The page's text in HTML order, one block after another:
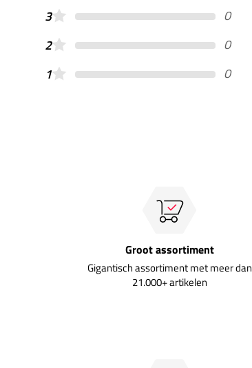
3
0
2
0
1
0
Groot assortiment
Gigantisch assortiment met meer dan
21.000+ artikelen